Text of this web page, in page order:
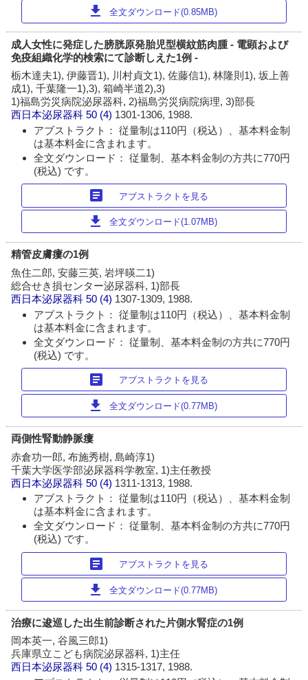
download 全文ダウンロード(0.85MB)
成人女性に発症した膀胱原発胎児型横紋筋肉腫 - 電顕および
免疫組織化学的検索にて診断しえた1例 -
栃木達夫1), 伊藤晋1), 川村貞文1), 佐藤信1), 林隆則1), 坂上善
成1), 千葉隆一1),3), 箱崎半道2),3)
1)福島労災病院泌尿器科, 2)福島労災病院病理, 3)部長
西日本泌尿器科 50 (4) 1301-1306, 1988.
アブストラクト： 従量制は110円（税込）、基本料金制
は基本料金に含まれます。
全文ダウンロード： 従量制、基本料金制の方共に770円
(税込) です。
article アブストラクトを見る
download 全文ダウンロード(1.07MB)
精管皮膚瘻の1例
魚住二郎, 安藤三英, 岩坪暎二1)
総合せき損センター泌尿器科, 1)部長
西日本泌尿器科 50 (4) 1307-1309, 1988.
アブストラクト： 従量制は110円（税込）、基本料金制
は基本料金に含まれます。
全文ダウンロード： 従量制、基本料金制の方共に770円
(税込) です。
article アブストラクトを見る
download 全文ダウンロード(0.77MB)
両側性腎動静脈瘻
赤倉功一郎, 布施秀樹, 島崎淳1)
千葉大学医学部泌尿器科学教室, 1)主任教授
西日本泌尿器科 50 (4) 1311-1313, 1988.
アブストラクト： 従量制は110円（税込）、基本料金制
は基本料金に含まれます。
全文ダウンロード： 従量制、基本料金制の方共に770円
(税込) です。
article アブストラクトを見る
download 全文ダウンロード(0.77MB)
治療に逡巡した出生前診断された片側水腎症の1例
岡本英一, 谷風三郎1)
兵庫県立こども病院泌尿器科, 1)主任
西日本泌尿器科 50 (4) 1315-1317, 1988.